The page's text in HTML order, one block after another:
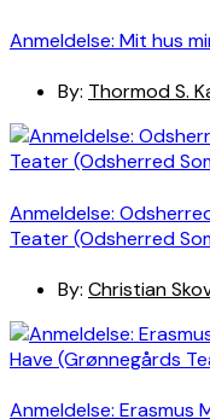
Anmeldelse: Mit hus
By: Thormod S.
Anmeldelse:
Teater (Odsherred
By: Christian
Anmeldelse: Erasmus